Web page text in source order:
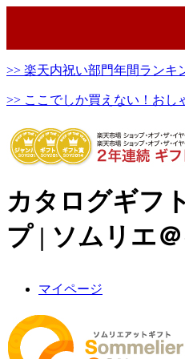
>> 楽天内祝い部門年間ランキ
>> ここでしか買えない！おし
カタログギフ
プ | ソムリエ
マイページ